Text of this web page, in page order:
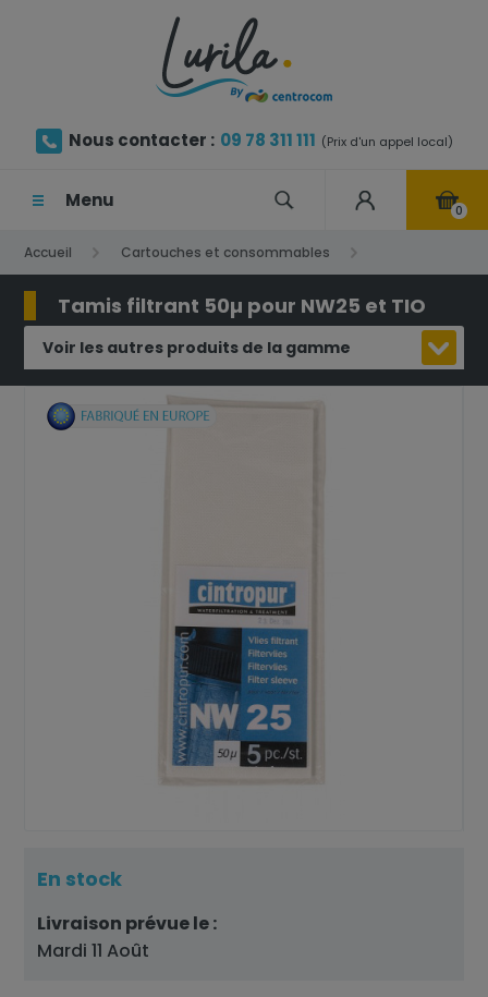
Nous contacter : 09 78 311 111 (Prix d'un appel local)
Menu 0
Accueil Cartouches et consommables
Tamis filtrant Tamis filtrant 50µ pour NW25 et TIO
Tamis filtrant 50µ pour NW25 et TIO
Voir les autres produits de la gamme
En stock
Livraison prévue le :
Mardi 11 Août